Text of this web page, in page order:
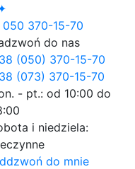
370-15-70
do nas
(050) 370-15-70
(073) 370-15-70
- pt.: od 10:00 do
i niedziela:
do mnie